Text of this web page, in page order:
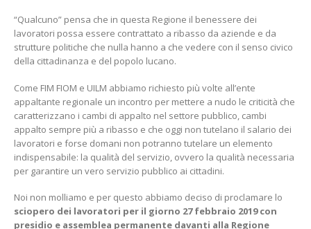
“Qualcuno” pensa che in questa Regione il benessere dei
lavoratori possa essere contrattato a ribasso da aziende e da
strutture politiche che nulla hanno a che vedere con il senso civico
della cittadinanza e del popolo lucano.
Come FIM FIOM e UILM abbiamo richiesto più volte all’ente
appaltante regionale un incontro per mettere a nudo le criticità che
caratterizzano i cambi di appalto nel settore pubblico, cambi
appalto sempre più a ribasso e che oggi non tutelano il salario dei
lavoratori e forse domani non potranno tutelare un elemento
indispensabile: la qualità del servizio, ovvero la qualità necessaria
per garantire un vero servizio pubblico ai cittadini.
Noi non molliamo e per questo abbiamo deciso di proclamare lo
sciopero dei lavoratori per il giorno 27 febbraio 2019 con
presidio e assemblea permanente davanti alla Regione